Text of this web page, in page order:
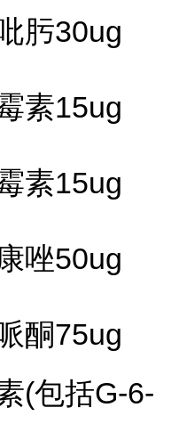
肟30ug
素15ug
素15ug
唑50ug
酮75ug
(包括G-6-